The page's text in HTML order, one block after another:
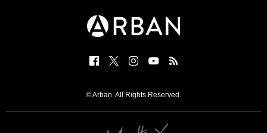
© Arban. All Rights Reserved.